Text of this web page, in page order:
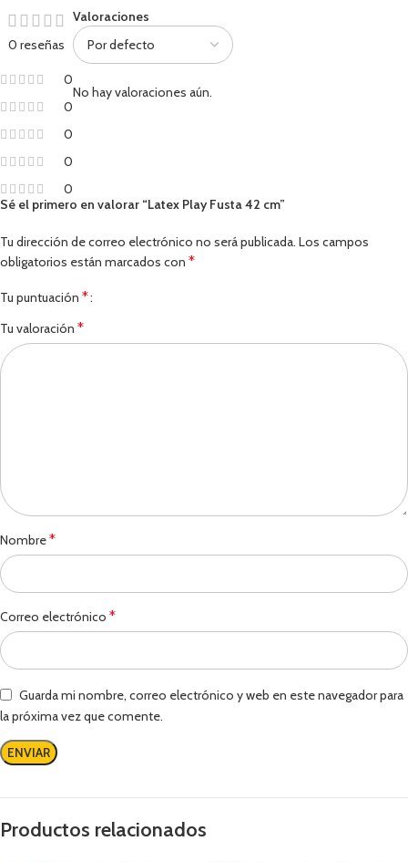
0 reseñas
0
0
0
0
0
Valoraciones
No hay valoraciones aún.
Sé el primero en valorar “Latex Play Fusta 42 cm”
Tu dirección de correo electrónico no será publicada. Los campos
obligatorios están marcados con *
Tu puntuación *
Tu valoración *
Nombre*
Correo electrónico *
Guarda mi nombre, correo electrónico y web en este navegador para
la próxima vez que comente.
Productos relacionados